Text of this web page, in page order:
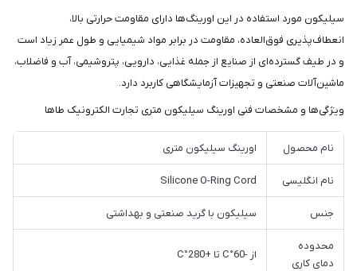
سیلیکون مورد استفاده در این اورینگ‌ها دارای مقاومت حرارتی بالا،
انعطاف‌پذیری فوق‌العاده، مقاومت در برابر مواد شیمیایی و طول عمر زیاد است
و در طیف گسترده‌ای از صنایع از جمله غذایی، دارویی، پتروشیمی، آب و فاضلاب،
ماشین‌آلات صنعتی و تجهیزات آزمایشگاهی کاربرد دارد.
ویژگی‌ها و مشخصات فنی اورینگ سیلیکون متری تجارت الکترونیک طاها
نام محصول اورینگ سیلیکون متری
نام انگلیسی Silicone O-Ring Cord
جنس سیلیکون با گرید صنعتی و بهداشتی
محدوده
دمای کاری
از -60°C تا +280°C